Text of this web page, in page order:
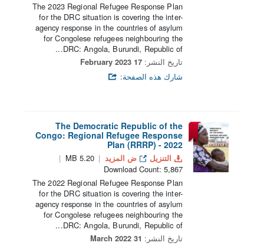
The 2023 Regional Refugee Response Plan
for the DRC situation is covering the inter-
agency response in the countries of asylum
for Congolese refugees neighbouring the
DRC: Angola, Burundi, Republic of...
تاريخ النشر: 17 February 2023
شارك هذه الصفحة:
The Democratic Republic of the
Congo: Regional Refugee Response
Plan (RRRP) - 2022
التنزيل ض المزيد
5.20 MB
Download Count: 5,867
The 2022 Regional Refugee Response Plan
for the DRC situation is covering the inter-
agency response in the countries of asylum
for Congolese refugees neighbouring the
DRC: Angola, Burundi, Republic of...
تاريخ النشر: 31 March 2022